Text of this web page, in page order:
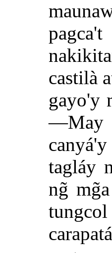
castilà
gayo'y
—May
tagláy
ng̃